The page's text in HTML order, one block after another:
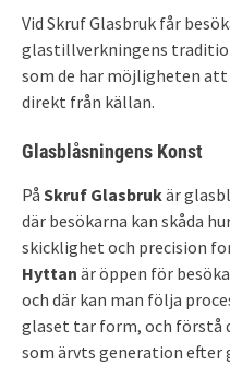
Vid Skruf Glasbruk får
glastillverkningens
som de har möjligheten
direkt från källan.
Glasblåsningens Konst
På Skruf Glasbrukär
där besökarna kan skåda
skicklighet och precision
Hyttan är öppen för
och där kan man följa
glaset tar form, och förstå
som ärvts generation efter